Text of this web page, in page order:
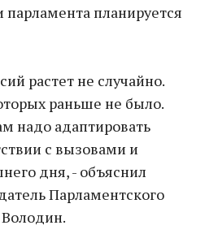
парламента планируется
растет не случайно.
раньше не было.
надо адаптировать
с вызовами и
дня, - объяснил
Парламентского